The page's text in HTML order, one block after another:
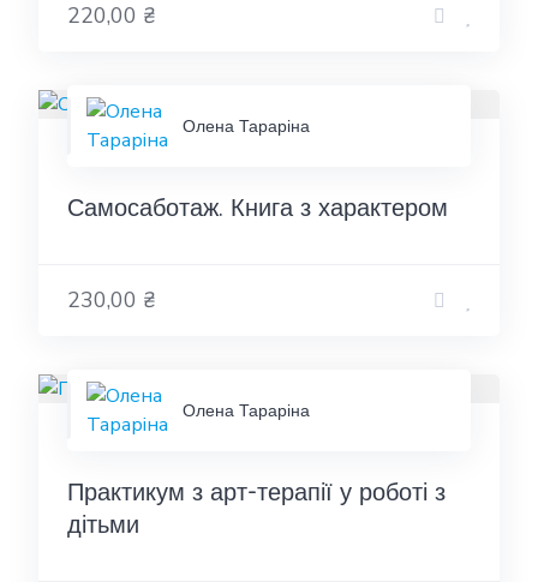
220,00 ₴
Олена Тараріна
Самосаботаж. Книга з характером
230,00 ₴
Олена Тараріна
Практикум з арт-терапії у роботі з
дітьми